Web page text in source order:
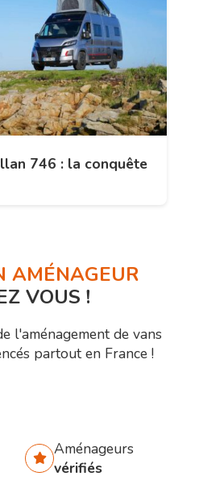
746 : la conquête
AMÉNAGEUR
VOUS !
l'aménagement de vans
partout en France !
Aménageurs
vérifiés